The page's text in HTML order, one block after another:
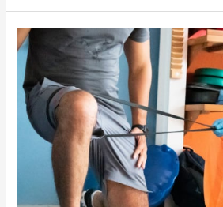
al
elegir
una
Clínica
de
Rehabilitación